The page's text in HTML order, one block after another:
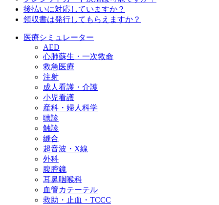
後払いに対応していますか？
領収書は発行してもらえますか？
医療シミュレーター
AED
心肺蘇生・一次救命
救急医療
注射
成人看護・介護
小児看護
産科・婦人科学
聴診
触診
縫合
超音波・X線
外科
腹腔鏡
耳鼻咽喉科
血管カテーテル
救助・止血・TCCC